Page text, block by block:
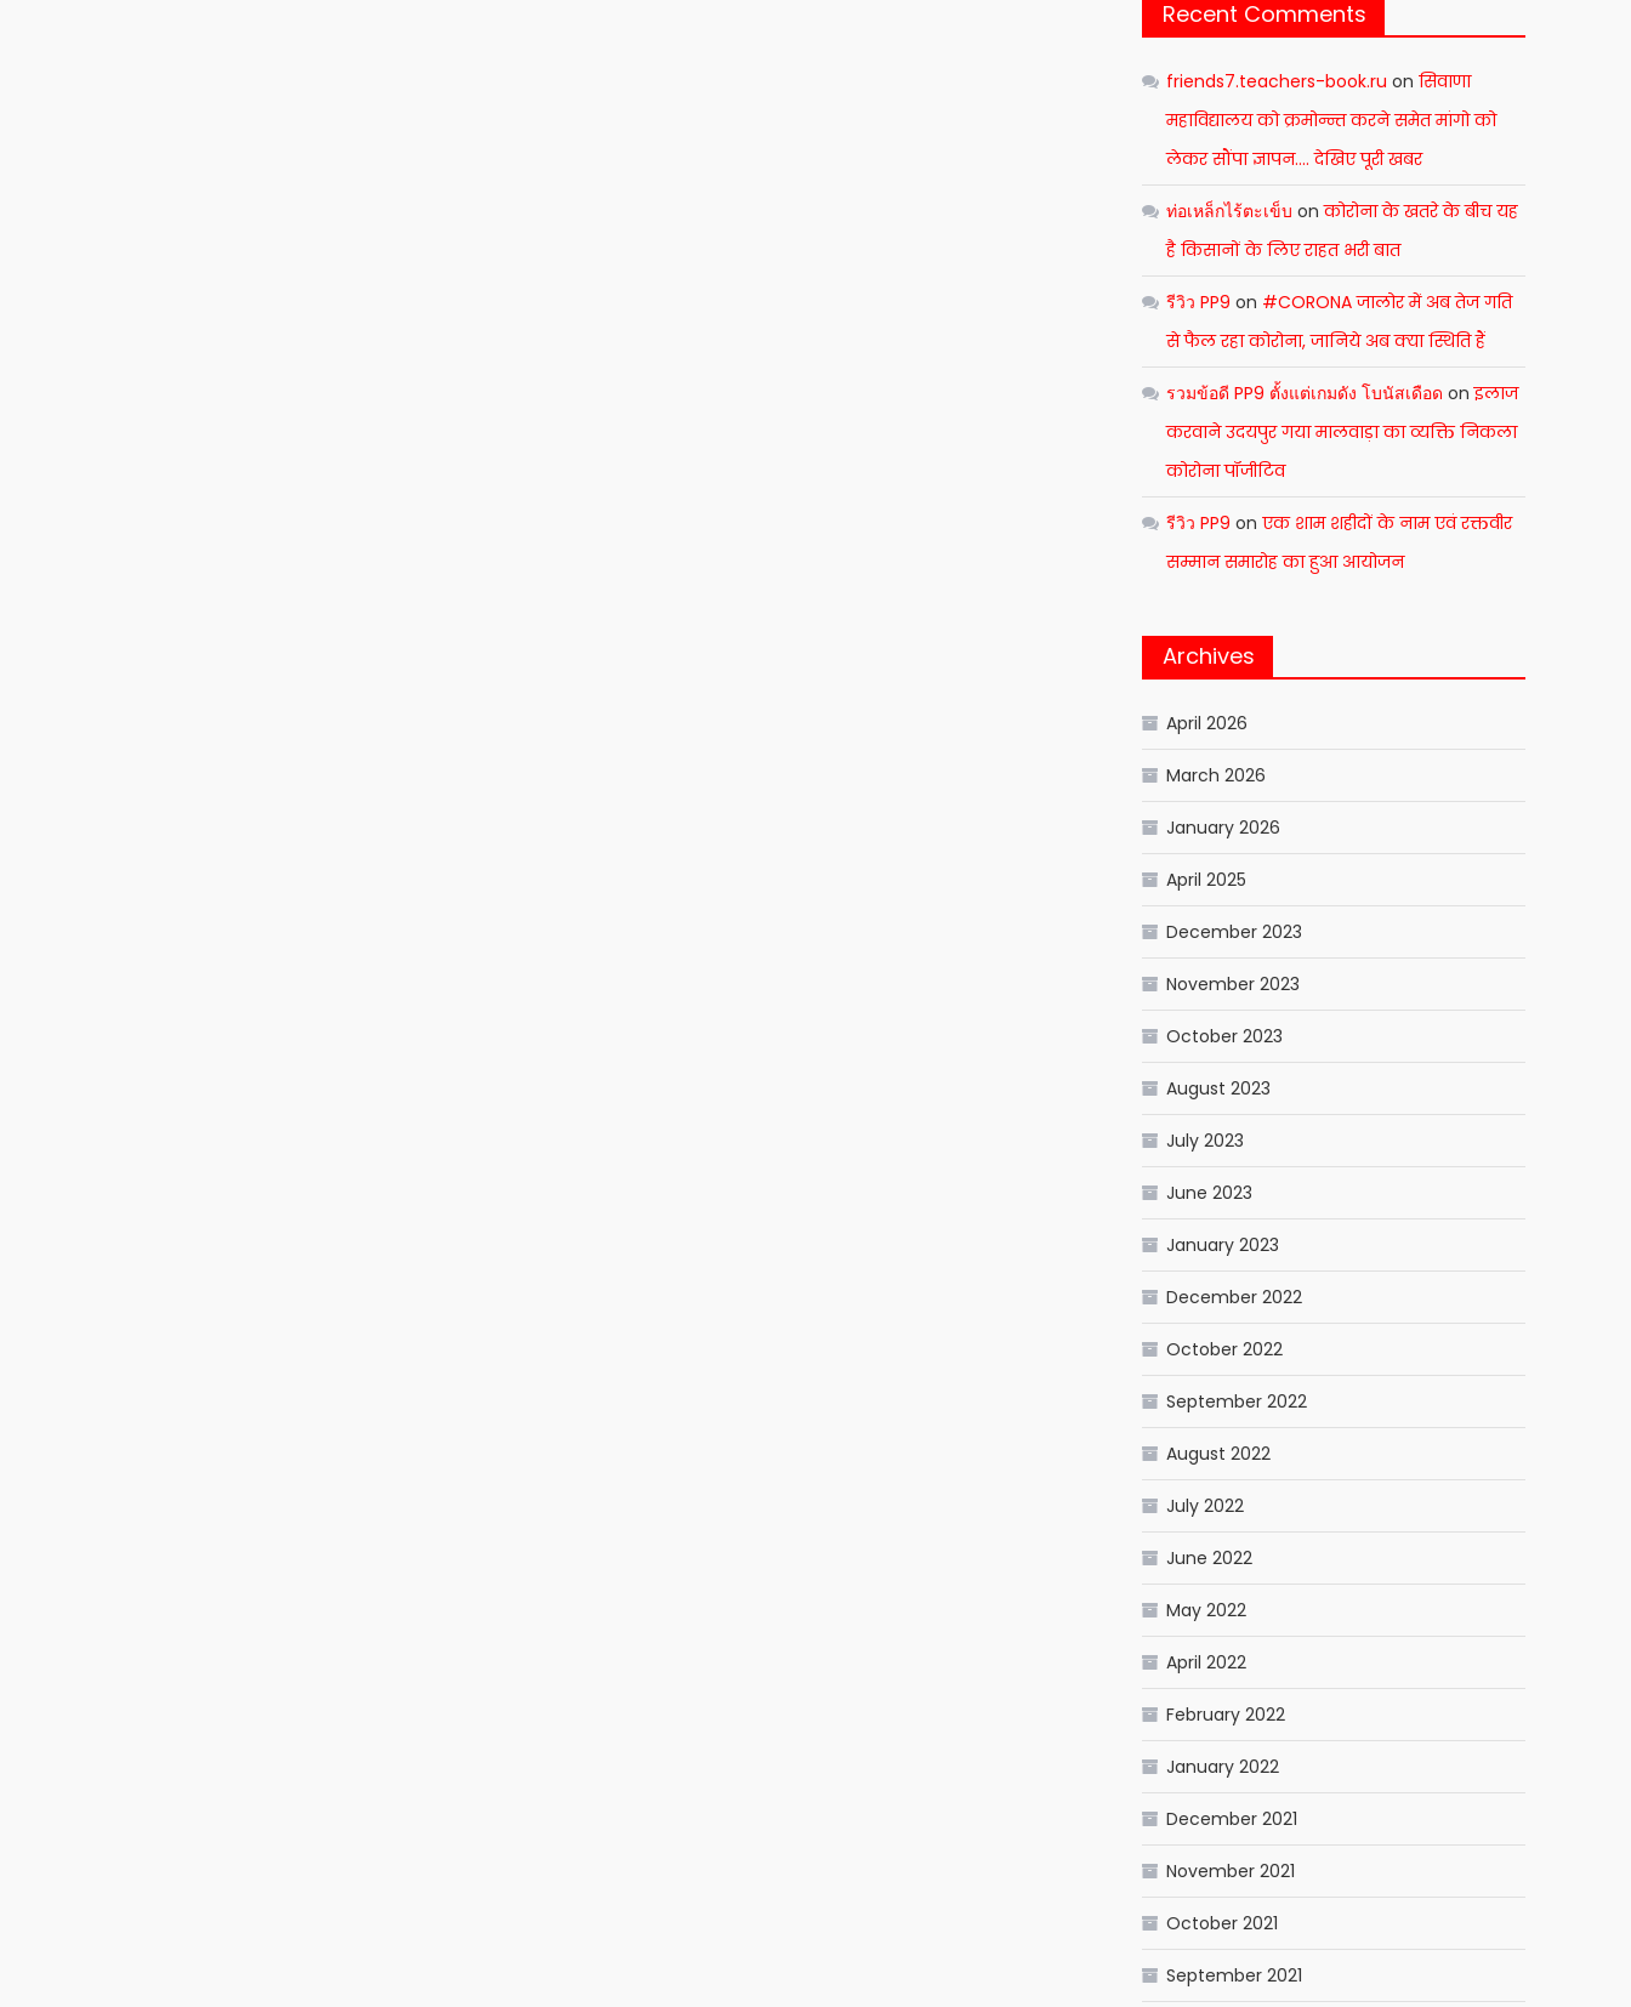
Recent Comments
friends7.teachers-book.ru onसिवाणा
महाविद्यालय को क्रमोन्न्त करने समेत मांगो को
लेकर सौंपा ज्ञापन…. देखिए पूरी खबर
ท่อเหล็กไร้ตะเข็บ onकोरोना के खतरे के बीच यह
है किसानों के लिए राहत भरी बात
รีวิว PP9 on #CORONA जालोर में अब तेज गति
से फैल रहा कोरोना, जानिये अब क्या स्थिति हैं
รวมข้อดี PP9 ตั้งแต่เกมดัง โบนัสเดือด onइलाज
करवाने उदयपुर गया मालवाड़ा का व्यक्ति निकला
कोरोना पॉजीटिव
รีวิว PP9 onएक शाम शहीदों के नाम एवं रक्तवीर
सम्मान समारोह का हुआ आयोजन
Archives
April 2026
March 2026
January 2026
April 2025
December 2023
November 2023
October 2023
August 2023
July 2023
June 2023
January 2023
December 2022
October 2022
September 2022
August 2022
July 2022
June 2022
May 2022
April 2022
February 2022
January 2022
December 2021
November 2021
October 2021
September 2021